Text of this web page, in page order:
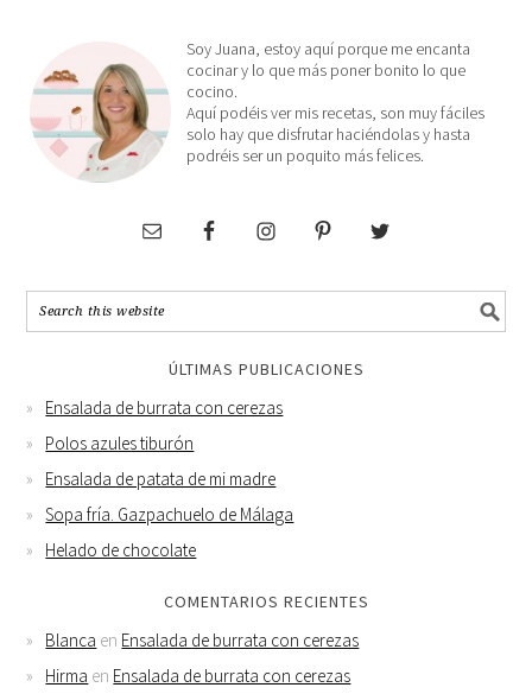
Soy Juana, estoy aquí porque me encanta
cocinar y lo que más poner bonito lo que
cocino.
Aquí podéis ver mis recetas, son muy fáciles
solo hay que disfrutar haciéndolas y hasta
podréis ser un poquito más felices.
ÚLTIMAS PUBLICACIONES
Ensalada de burrata con cerezas
Polos azules tiburón
Ensalada de patata de mi madre
Sopa fría. Gazpachuelo de Málaga
Helado de chocolate
COMENTARIOS RECIENTES
Blanca en Ensalada de burrata con cerezas
Hirma en Ensalada de burrata con cerezas